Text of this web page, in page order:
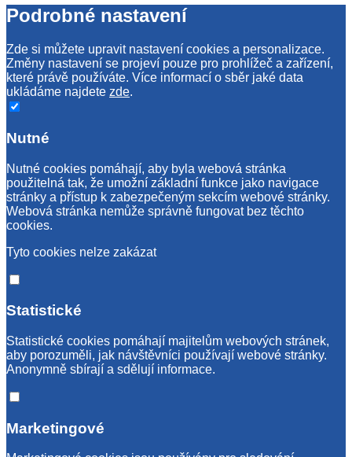
Podrobné nastavení
Zde si můžete upravit nastavení cookies a personalizace.
Změny nastavení se projeví pouze pro prohlížeč a zařízení,
které právě používáte. Více informací o sběr jaké data
ukládáme najdete zde.
Nutné
Nutné cookies pomáhají, aby byla webová stránka
použitelná tak, že umožní základní funkce jako navigace
stránky a přístup k zabezpečeným sekcím webové stránky.
Webová stránka nemůže správně fungovat bez těchto
cookies.
Tyto cookies nelze zakázat
Statistické
Statistické cookies pomáhají majitelům webových stránek,
aby porozuměli, jak návštěvníci používají webové stránky.
Anonymně sbírají a sdělují informace.
Marketingové